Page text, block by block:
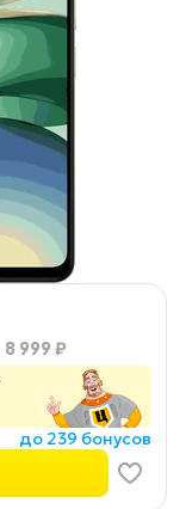
8 999 ₽
до 239 бонусов